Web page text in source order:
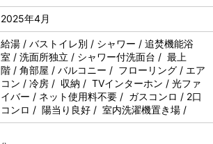
2025年4月
給湯 / バストイレ別 / シャワー / 追焚機能浴
室 / 洗面所独立 / シャワー付洗面台 / 最上
階 / 角部屋 / バルコニー / フローリング / エア
コン / 冷房 / 収納 / TVインターホン / 光ファ
イバー / ネット使用料不要 / ガスコンロ / 2口
コンロ / 陽当り良好 / 室内洗濯機置き場 /